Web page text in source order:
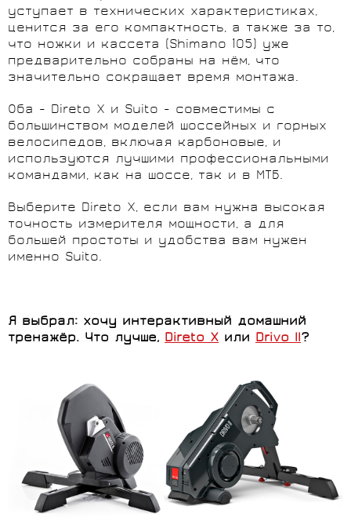
уступает в технических характеристиках,
ценится за его компактность, а также за то,
что ножки и кассета (Shimano 105) уже
предварительно собраны на нём, что
значительно сокращает время монтажа.
Оба - Direto X и Suito - совместимы с
большинством моделей шоссейных и горных
велосипедов, включая карбоновые, и
используются лучшими профессиональными
командами, как на шоссе, так и в МТБ.
Выберите Direto X, если вам нужна высокая
точность измерителя мощности, а для
большей простоты и удобства вам нужен
именно Suito.
Я выбрал: хочу интерактивный домашний
тренажёр. Что лучше, Direto X или Drivo II?